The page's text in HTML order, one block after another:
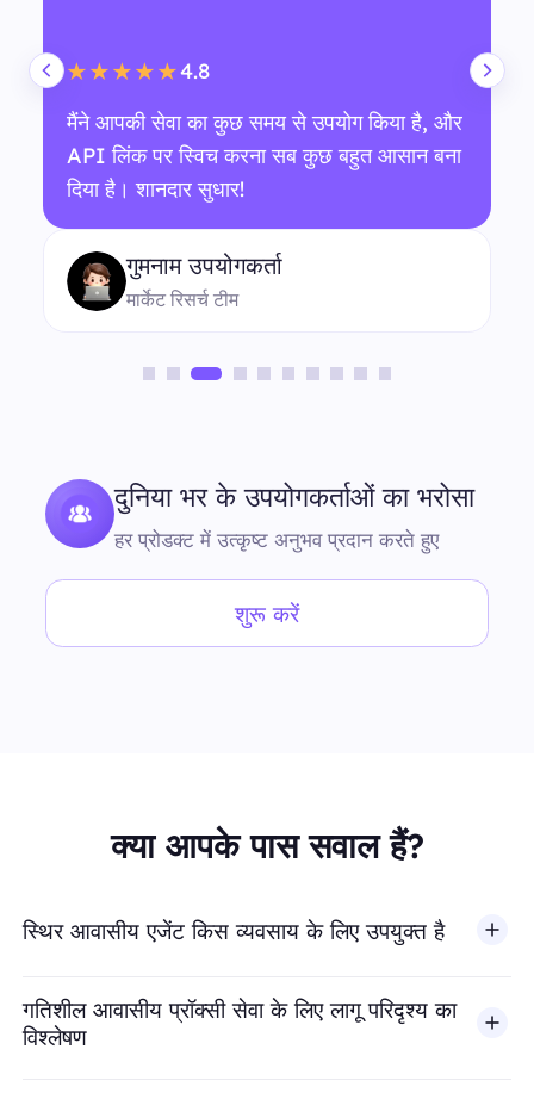
★★★★★4.8
मैंने आपकी सेवा का कुछ समय से उपयोग किया है, और
API लिंक पर स्विच करना सब कुछ बहुत आसान बना
दिया है। शानदार सुधार!
गुमनाम उपयोगकर्ता
मार्केट रिसर्च टीम
दुनिया भर के उपयोगकर्ताओं का भरोसा
हर प्रोडक्ट में उत्कृष्ट अनुभव प्रदान करते हुए
शुरू करें
क्या आपके पास सवाल हैं?
स्थिर आवासीय एजेंट किस व्यवसाय के लिए उपयुक्त है
गतिशील आवासीय प्रॉक्सी सेवा के लिए लागू परिदृश्य का
विश्लेषण